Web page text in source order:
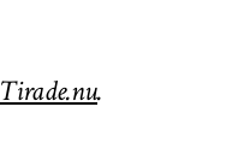
Tirade.nu.